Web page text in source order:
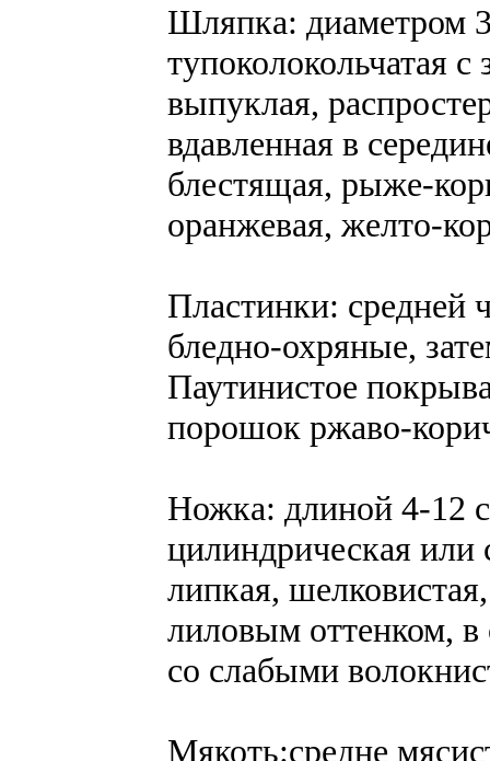
Шляпка: диаметром
тупоколокольчатая
выпуклая,
вдавленная в
блестящая, рыже-
оранжевая, желто-
Пластинки: средней
бледно-охряные,
Паутинистое
порошок ржаво-
Ножка: длиной 4-12
цилиндрическая или
липкая,
лиловым оттенком,
со слабыми
Мякоть:средне